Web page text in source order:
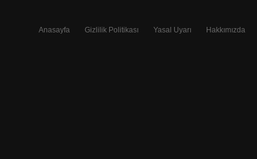
Anasayfa Gizlilik Politikası Yasal Uyarı Hakkımızda